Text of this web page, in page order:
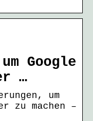
Google
…
um
zu machen –